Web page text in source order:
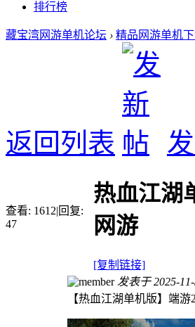
排行榜
藏宝湾网游单机论坛 › 精品网游单机
返回列表
查看: 1612|回复:
47
热血江湖
网游
[复制链接]
发表于 2025-
【热血江湖单机版】端